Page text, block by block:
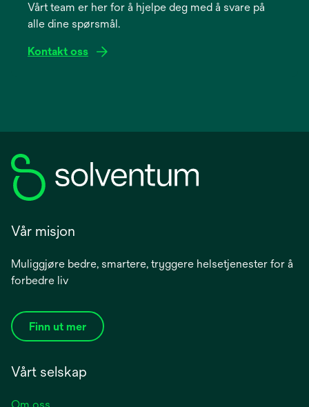
newVårt team er her for å hjelpe deg med å svare på
alle dine spørsmål.
Kontakt oss
Vår misjon
Muliggjøre bedre, smartere, tryggere helsetjenester for å
forbedre liv
Finn ut mer
Vårt selskap